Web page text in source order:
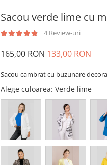
Sacou verde lime cu
4 Review-uri
165,00 RON 133,00 RON
Sacou cambrat cu buzunare
Alege culoarea: Verde lime